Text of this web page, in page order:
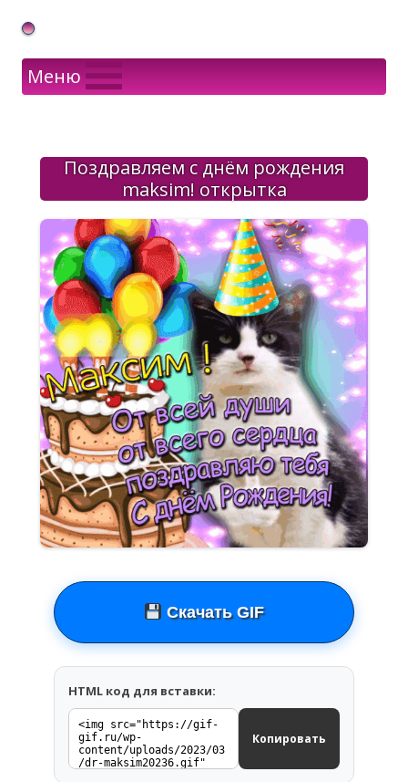
Gif Открытки в подарок
Меню
Поздравляем с днём рождения
maksim! открытка
Скачать GIF
HTML код для вставки:
Копировать